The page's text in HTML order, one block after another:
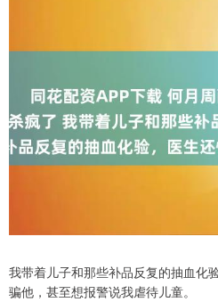
我带着儿子和那些补品反复的抽血化
骗他，甚至想报警说我虐待儿童。